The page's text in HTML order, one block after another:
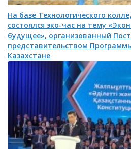
На базе Технологического
состоялся эко-час на тему
будущее», организованный
представительством
Казахстане